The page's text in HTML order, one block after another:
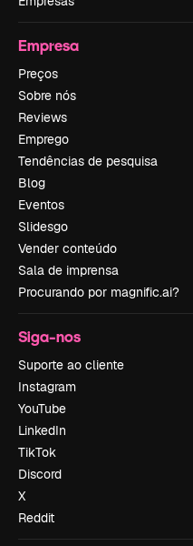
Empresa
Preços
Sobre nós
Reviews
Emprego
Tendências de pesquisa
Blog
Eventos
Slidesgo
Vender conteúdo
Sala de imprensa
Procurando por magnific.ai?
Siga-nos
Suporte ao cliente
Instagram
YouTube
LinkedIn
TikTok
Discord
X
Reddit